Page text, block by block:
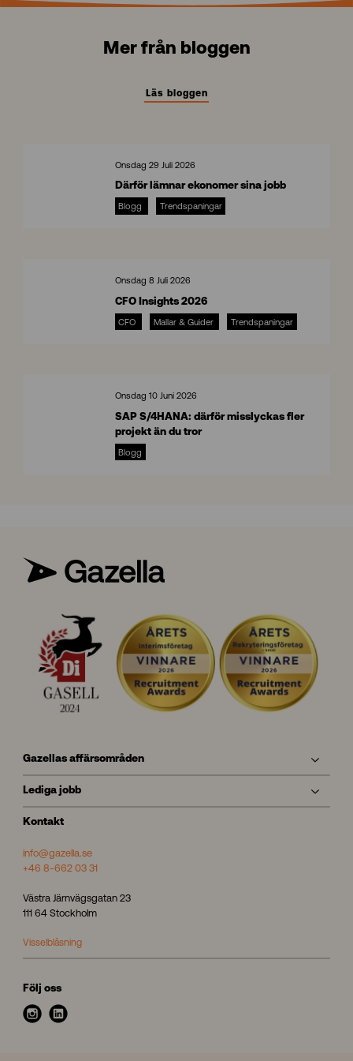
Mer från bloggen
Läs bloggen
Onsdag 29 Juli 2026
Därför lämnar ekonomer sina jobb
Blogg Trendspaningar
Onsdag 8 Juli 2026
CFO Insights 2026
CFO Mallar & Guider Trendspaningar
A
Onsdag 10 Juni 2026
SAP S/4HANA: därför misslyckas fler
projekt än du tror
Blogg
Gazellas affärsområden
Lediga jobb
Kontakt
info@gazella.se
+46 8-662 03 31
Västra Järnvägsgatan 23
111 64 Stockholm
Visselblåsning
Följ oss
i
l